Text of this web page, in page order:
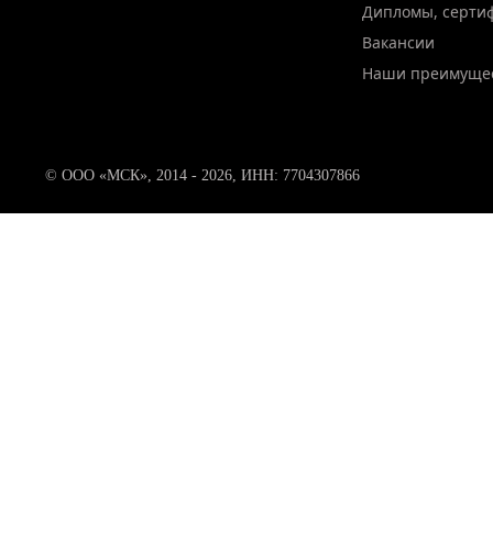
Дипломы,
Вакансии
Наши
© ООО «МСК», 2014 - 2026, ИНН: 7704307866